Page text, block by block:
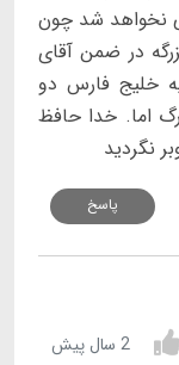
نخواهد شد چون
در ضمن آقای
خلیج فارس دو
اما. خدا حافظ
نگردید
پاسخ
2 سال پیش